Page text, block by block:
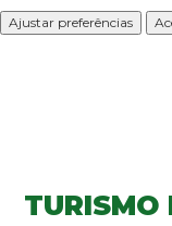
Ajustar preferências
TURISMO